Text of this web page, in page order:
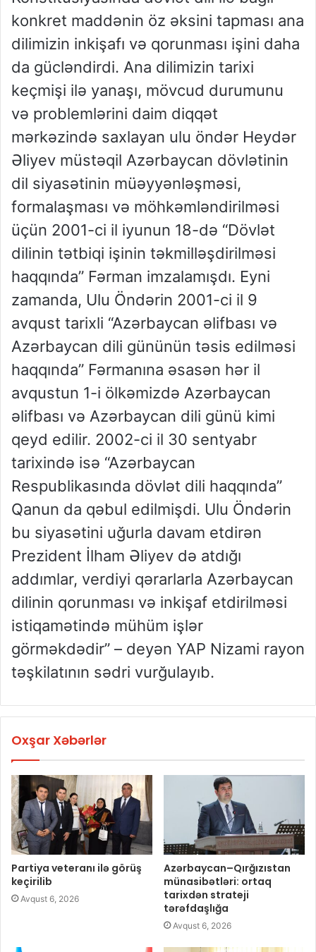
konkret maddənin öz əksini tapması ana
dilimizin inkişafı və qorunması işini daha
da gücləndirdi. Ana dilimizin tarixi
keçmişi ilə yanaşı, mövcud durumunu
və problemlərini daim diqqət
mərkəzində saxlayan ulu öndər Heydər
Əliyev müstəqil Azərbaycan dövlətinin
dil siyasətinin müəyyənləşməsi,
formalaşması və möhkəmləndirilməsi
üçün 2001-ci il iyunun 18-də “Dövlət
dilinin tətbiqi işinin təkmilləşdirilməsi
haqqında” Fərman imzalamışdı. Eyni
zamanda, Ulu Öndərin 2001-ci il 9
avqust tarixli “Azərbaycan əlifbası və
Azərbaycan dili gününün təsis edilməsi
haqqında” Fərmanına əsasən hər il
avqustun 1-i ölkəmizdə Azərbaycan
əlifbası və Azərbaycan dili günü kimi
qeyd edilir. 2002-ci il 30 sentyabr
tarixində isə “Azərbaycan
Respublikasında dövlət dili haqqında”
Qanun da qəbul edilmişdi. Ulu Öndərin
bu siyasətini uğurla davam etdirən
Prezident İlham Əliyev də atdığı
addımlar, verdiyi qərarlarla Azərbaycan
dilinin qorunması və inkişaf etdirilməsi
istiqamətində mühüm işlər
görməkdədir” – deyən YAP Nizami rayon
təşkilatının sədri vurğulayıb.
Oxşar Xəbərlər
Partiya veteranı ilə görüş
keçirilib
Avqust 6, 2026
Azərbaycan–Qırğızıstan
münasibətləri: ortaq
tarixdən strateji
tərəfdaşlığa
Avqust 6, 2026